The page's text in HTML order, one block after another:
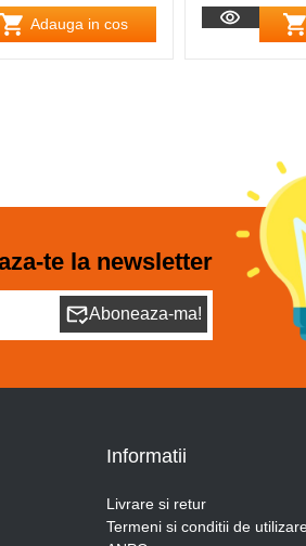
Adauga in cos
te la newsletter
Aboneaza-ma!
Informatii
Livrare si retur
Termeni si conditii de